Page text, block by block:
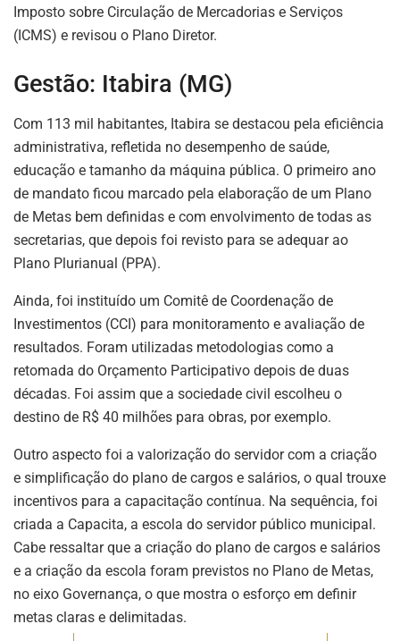
Imposto sobre Circulação de Mercadorias e Serviços
(ICMS) e revisou o Plano Diretor.
Gestão: Itabira (MG)
Com 113 mil habitantes, Itabira se destacou pela eficiência
administrativa, refletida no desempenho de saúde,
educação e tamanho da máquina pública. O primeiro ano
de mandato ficou marcado pela elaboração de um Plano
de Metas bem definidas e com envolvimento de todas as
secretarias, que depois foi revisto para se adequar ao
Plano Plurianual (PPA).
Ainda, foi instituído um Comitê de Coordenação de
Investimentos (CCI) para monitoramento e avaliação de
resultados. Foram utilizadas metodologias como a
retomada do Orçamento Participativo depois de duas
décadas. Foi assim que a sociedade civil escolheu o
destino de R$ 40 milhões para obras, por exemplo.
Outro aspecto foi a valorização do servidor com a criação
e simplificação do plano de cargos e salários, o qual trouxe
incentivos para a capacitação contínua. Na sequência, foi
criada a Capacita, a escola do servidor público municipal.
Cabe ressaltar que a criação do plano de cargos e salários
e a criação da escola foram previstos no Plano de Metas,
no eixo Governança, o que mostra o esforço em definir
metas claras e delimitadas.
ASSINE NOSSA
NEWSLETTER
notíciase inovações do setor mineral
brasileiro.
ASSINAR